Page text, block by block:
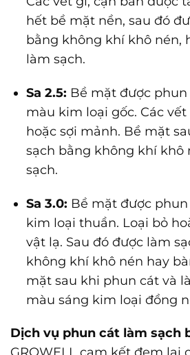
hết bề mặt nền, sau đó
bằng không khí khô nén,
làm sạch.
Sa 2.5: Bề mặt được
màu kim loại gốc. Các
hoặc sợi mảnh. Bề mặt
sạch bằng không khí khô
sạch.
Sa 3.0: Bề mặt được
kim loại thuần. Loại bỏ
vật lạ. Sau đó được làm
không khí khô nén hay
mặt sau khi phun cát và
màu sáng kim loại đồng
Dịch vụ phun cát làm sạch